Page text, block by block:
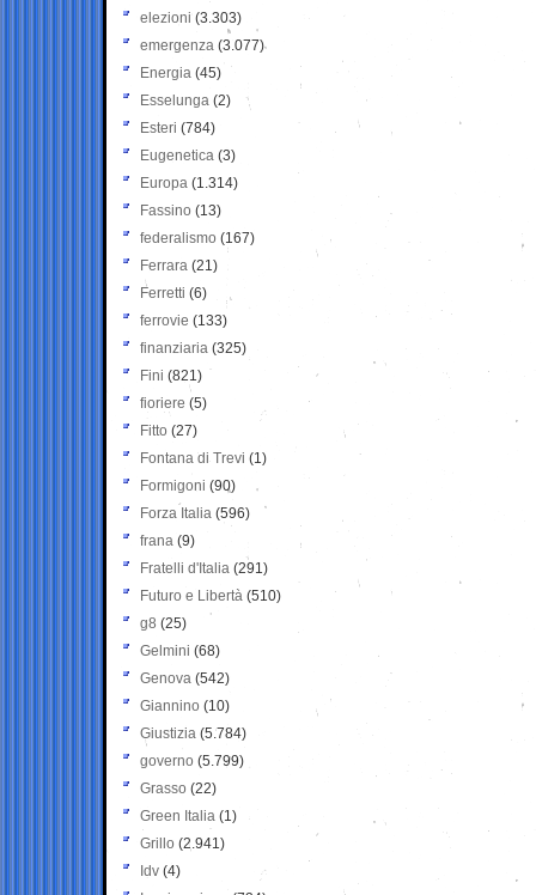
elezioni (3.303)
emergenza (3.077)
Energia (45)
Esselunga (2)
Esteri (784)
Eugenetica (3)
Europa (1.314)
Fassino (13)
federalismo (167)
Ferrara (21)
Ferretti (6)
ferrovie (133)
finanziaria (325)
Fini (821)
fioriere (5)
Fitto (27)
Fontana di Trevi (1)
Formigoni (90)
Forza Italia (596)
frana (9)
Fratelli d'Italia (291)
Futuro e Libertà (510)
g8 (25)
Gelmini (68)
Genova (542)
Giannino (10)
Giustizia (5.784)
governo (5.799)
Grasso (22)
Green Italia (1)
Grillo (2.941)
Idv (4)